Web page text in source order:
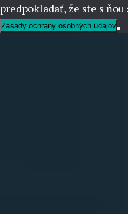
predpokladať, že ste s
Zásady ochrany osobných údajov